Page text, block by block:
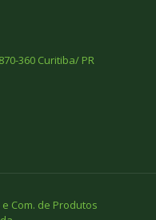
360 Curitiba/ PR
Com. de Produtos